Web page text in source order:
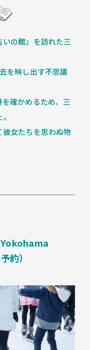
の館」を訪れた三
を映し出す不思議
確かめるため、三
女たちを思わぬ物
約）